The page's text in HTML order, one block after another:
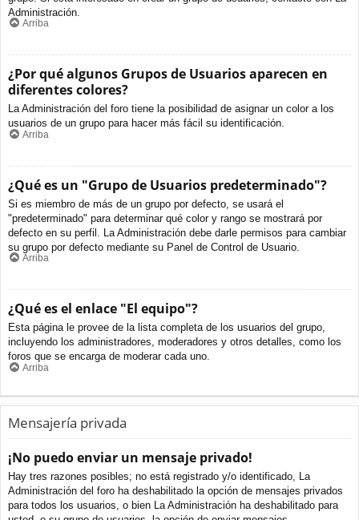
Administración.
Arriba
¿Por qué algunos Grupos de Usuarios aparecen en
diferentes colores?
La Administración del foro tiene la posibilidad de asignar un color a los
usuarios de un grupo para hacer más fácil su identificación.
Arriba
¿Qué es un "Grupo de Usuarios predeterminado"?
Si es miembro de más de un grupo por defecto, se usará el
"predeterminado" para determinar qué color y rango se mostrará por
defecto en su perfil. La Administración debe darle permisos para cambiar
su grupo por defecto mediante su Panel de Control de Usuario.
Arriba
¿Qué es el enlace "El equipo"?
Esta página le provee de la lista completa de los usuarios del grupo,
incluyendo los administradores, moderadores y otros detalles, como los
foros que se encarga de moderar cada uno.
Arriba
Mensajería privada
¡No puedo enviar un mensaje privado!
Hay tres razones posibles; no está registrado y/o identificado, La
Administración del foro ha deshabilitado la opción de mensajes privados
para todos los usuarios, o bien La Administración ha deshabilitado para